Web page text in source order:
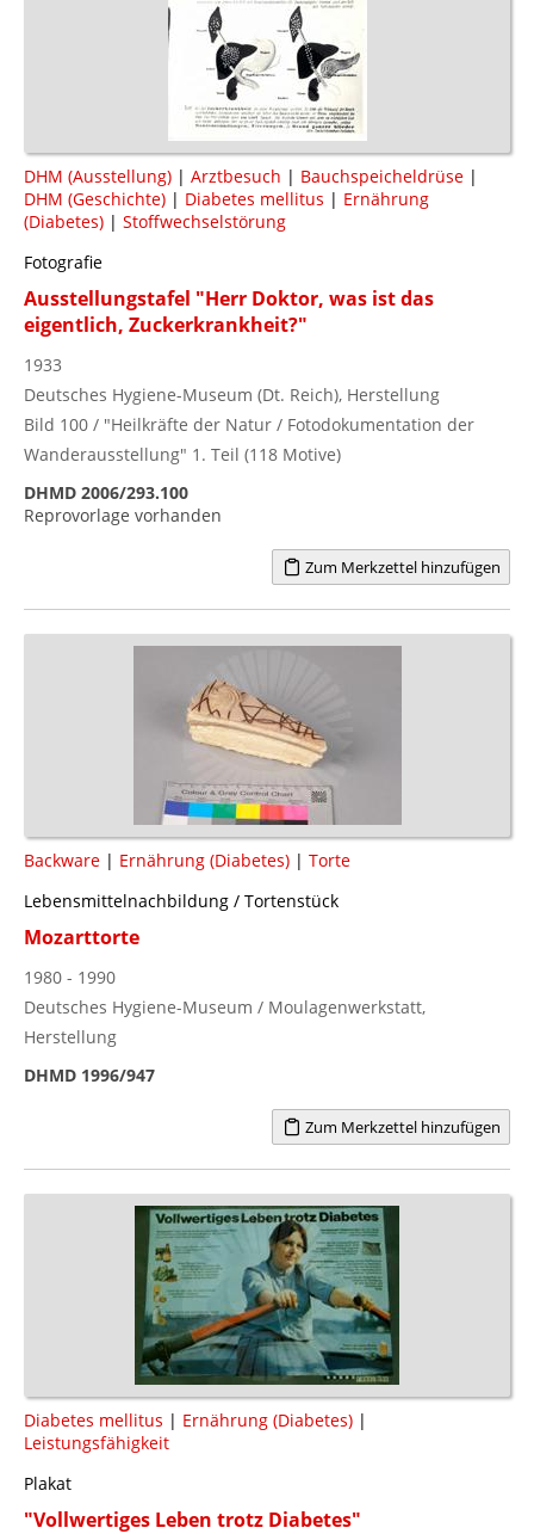
DHM (Ausstellung) | Arztbesuch | Bauchspeicheldrüse |
DHM (Geschichte) | Diabetes mellitus | Ernährung
(Diabetes) | Stoffwechselstörung
Fotografie
Ausstellungstafel "Herr Doktor, was ist das
eigentlich, Zuckerkrankheit?"
1933
Deutsches Hygiene-Museum (Dt. Reich), Herstellung
Bild 100 / "Heilkräfte der Natur / Fotodokumentation der
Wanderausstellung" 1. Teil (118 Motive)
DHMD 2006/293.100
Reprovorlage vorhanden
Zum Merkzettel hinzufügen
Backware | Ernährung (Diabetes) | Torte
Lebensmittelnachbildung / Tortenstück
Mozarttorte
1980 - 1990
Deutsches Hygiene-Museum / Moulagenwerkstatt,
Herstellung
DHMD 1996/947
Zum Merkzettel hinzufügen
Diabetes mellitus | Ernährung (Diabetes) |
Leistungsfähigkeit
Plakat
"Vollwertiges Leben trotz Diabetes"